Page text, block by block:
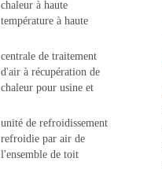
chaleur à haute
température à haute
centrale de traitement
d'air à récupération de
chaleur pour usine et
unité de refroidissement
refroidie par air de
l'ensemble de toit